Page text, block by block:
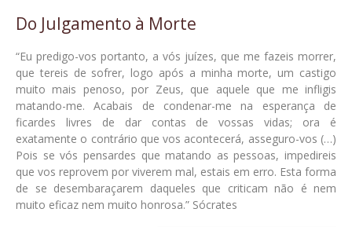
Do Julgamento à Morte
“Eu predigo-vos portanto, a vós juízes, que me fazeis morrer,
que tereis de sofrer, logo após a minha morte, um castigo
muito mais penoso, por Zeus, que aquele que me infligis
matando-me. Acabais de condenar-me na esperança de
ficardes livres de dar contas de vossas vidas; ora é
exatamente o contrário que vos acontecerá, asseguro-vos (…)
Pois se vós pensardes que matando as pessoas, impedireis
que vos reprovem por viverem mal, estais em erro. Esta forma
de se desembaraçarem daqueles que criticam não é nem
muito eficaz nem muito honrosa.” Sócrates